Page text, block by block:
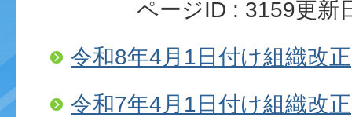
ページID : 3159更新
令和8年4月1日付け組織改正
令和7年4月1日付け組織改正